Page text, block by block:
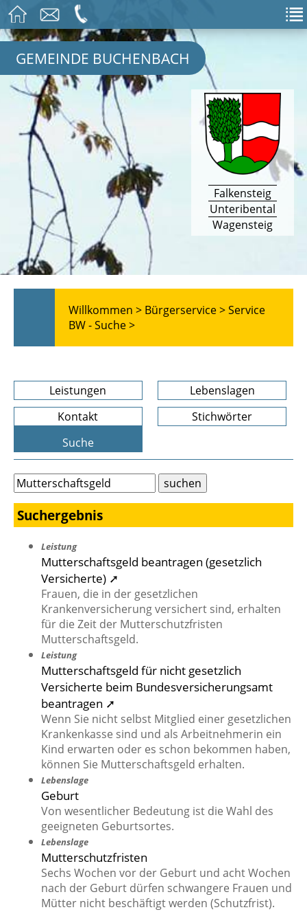
GEMEINDE BUCHENBACH
Falkensteig
Unteribental
Wagensteig
Willkommen > Bürgerservice >Service
BW - Suche >
Leistungen
Lebenslagen
Kontakt
Stichwörter
Suche
Suchergebnis
Leistung
Mutterschaftsgeld beantragen (gesetzlich
Versicherte) ➚
Frauen, die in der gesetzlichen
Krankenversicherung versichert sind, erhalten
für die Zeit der Mutterschutzfristen
Mutterschaftsgeld.
Leistung
Mutterschaftsgeld für nicht gesetzlich
Versicherte beim Bundesversicherungsamt
beantragen ➚
Wenn Sie nicht selbst Mitglied einer gesetzlichen
Krankenkasse sind und als Arbeitnehmerin ein
Kind erwarten oder es schon bekommen haben,
können Sie Mutterschaftsgeld erhalten.
Lebenslage
Geburt
Von wesentlicher Bedeutung ist die Wahl des
geeigneten Geburtsortes.
Lebenslage
Mutterschutzfristen
Sechs Wochen vor der Geburt und acht Wochen
nach der Geburt dürfen schwangere Frauen und
Mütter nicht beschäftigt werden (Schutzfrist).